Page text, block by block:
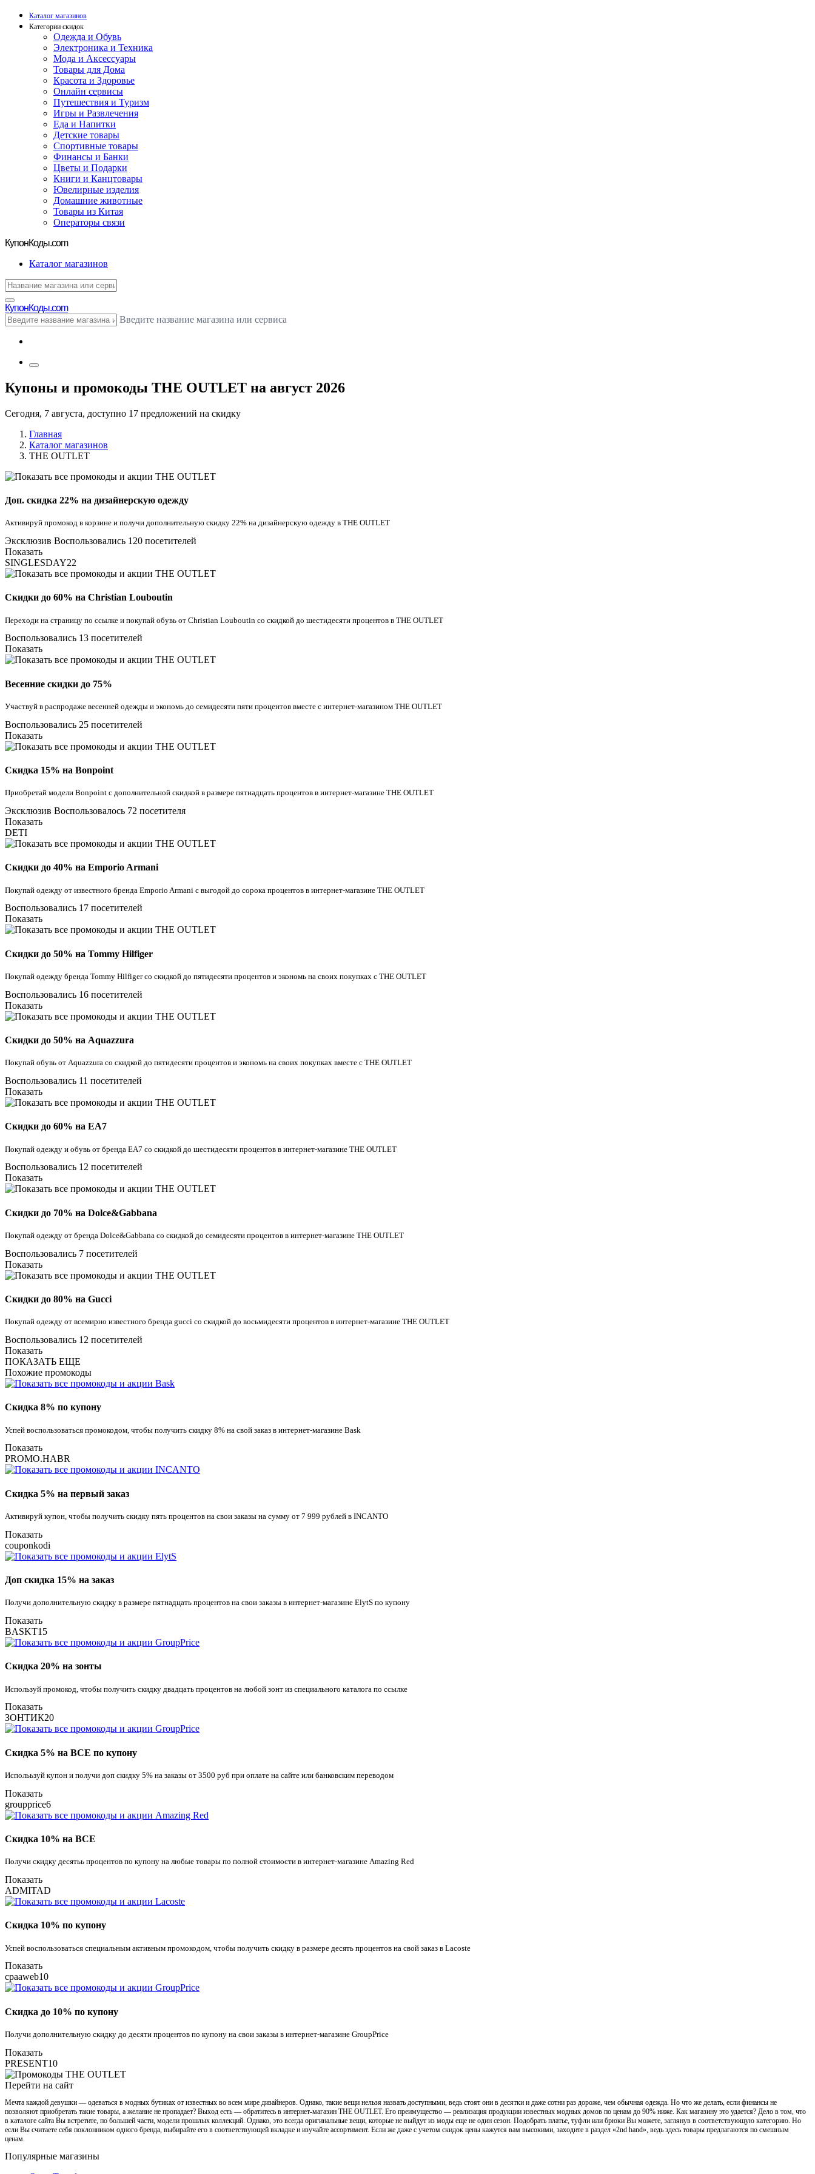
Каталог магазинов
Категории скидок
Одежда и Обувь
Электроника и Техника
Мода и Аксессуары
Товары для Дома
Красота и Здоровье
Онлайн сервисы
Путешествия и Туризм
Игры и Развлечения
Еда и Напитки
Детские товары
Спортивные товары
Финансы и Банки
Цветы и Подарки
Книги и Канцтовары
Ювелирные изделия
Домашние животные
Товары из Китая
Операторы связи
КупонКоды.com
Каталог магазинов
КупонКоды.com
Введите название магазина или сервиса
Купоны и промокоды THE OUTLET на август 2026
Сегодня, 7 августа, доступно 17 предложений на скидку
Главная
Каталог магазинов
THE OUTLET
Доп. скидка 22% на дизайнерскую одежду
Активируй промокод в корзине и получи дополнительную скидку 22% на дизайнерскую одежду в THE OUTLET
Эксклюзив Воспользовались 120 посетителей
Показать
SINGLESDAY22
Скидки до 60% на Christian Louboutin
Переходи на страницу по ссылке и покупай обувь от Christian Louboutin со скидкой до шестидесяти процентов в THE OUTLET
Воспользовались 13 посетителей
Показать
Весенние скидки до 75%
Участвуй в распродаже весенней одежды и экономь до семидесяти пяти процентов вместе с интернет-магазином THE OUTLET
Воспользовались 25 посетителей
Показать
Скидка 15% на Bonpoint
Приобретай модели Bonpoint с дополнительной скидкой в размере пятнадцать процентов в интернет-магазине THE OUTLET
Эксклюзив Воспользовалось 72 посетителя
Показать
DETI
Скидки до 40% на Emporio Armani
Покупай одежду от известного бренда Emporio Armani с выгодой до сорока процентов в интернет-магазине THE OUTLET
Воспользовались 17 посетителей
Показать
Скидки до 50% на Tommy Hilfiger
Покупай одежду бренда Tommy Hilfiger со скидкой до пятидесяти процентов и экономь на своих покупках с THE OUTLET
Воспользовались 16 посетителей
Показать
Скидки до 50% на Aquazzura
Покупай обувь от Aquazzura со скидкой до пятидесяти процентов и экономь на своих покупках вместе с THE OUTLET
Воспользовались 11 посетителей
Показать
Скидки до 60% на EA7
Покупай одежду и обувь от бренда EA7 со скидкой до шестидесяти процентов в интернет-магазине THE OUTLET
Воспользовались 12 посетителей
Показать
Скидки до 70% на Dolce&Gabbana
Покупай одежду от бренда Dolce&Gabbana со скидкой до семидесяти процентов в интернет-магазине THE OUTLET
Воспользовались 7 посетителей
Показать
Скидки до 80% на Gucci
Покупай одежду от всемирно известного бренда gucci со скидкой до восьмидесяти процентов в интернет-магазине THE OUTLET
Воспользовались 12 посетителей
Показать
ПОКАЗАТЬ ЕЩЕ
Похожие промокоды
Скидка 8% по купону
Успей воспользоваться промокодом, чтобы получить скидку 8% на свой заказ в интернет-магазине Bask
Показать
PROMO.HABR
Скидка 5% на первый заказ
Активируй купон, чтобы получить скидку пять процентов на свои заказы на сумму от 7 999 рублей в INCANTO
Показать
couponkodi
Доп скидка 15% на заказ
Получи дополнительную скидку в размере пятнадцать процентов на свои заказы в интернет-магазине ElytS по купону
Показать
BASKT15
Скидка 20% на зонты
Используй промокод, чтобы получить скидку двадцать процентов на любой зонт из специального каталога по ссылке
Показать
ЗОНТИК20
Скидка 5% на ВСЕ по купону
Исполььзуй купон и получи доп скидку 5% на заказы от 3500 руб при оплате на сайте или банковским переводом
Показать
groupprice6
Скидка 10% на ВСЕ
Получи скидку десятьь процентов по купону на любые товары по полной стоимости в интернет-магазине Amazing Red
Показать
ADMITAD
Скидка 10% по купону
Успей воспользоваться специальным активным промокодом, чтобы получить скидку в размере десять процентов на свой заказ в Lacoste
Показать
cpaaweb10
Скидка до 10% по купону
Получи дополнительную скидку до десяти процентов по купону на свои заказы в интернет-магазине GroupPrice
Показать
PRESENT10
Перейти на сайт
Мечта каждой девушки — одеваться в модных бутиках от известных во всем мире дизайнеров. Однако, такие вещи нельзя назвать доступными, ведь стоят они в десятки и даже сотни раз дороже, чем обычная одежда. Но что же делать, если финансы не
позволяют приобретать такие товары, а желание не пропадает? Выход есть — обратитесь в интернет-магазин THE OUTLET. Его преимущество — реализация продукции известных модных домов по ценам до 90% ниже. Как магазину это удается? Дело в том, что
в каталоге сайта Вы встретите, по большей части, модели прошлых коллекций. Однако, это всегда оригинальные вещи, которые не выйдут из моды еще не один сезон. Подобрать платье, туфли или брюки Вы можете, заглянув в соответствующую категорию. Но
если Вы считаете себя поклонником одного бренда, выбирайте его в соответствующей вкладке и изучайте ассортимент. Если же даже с учетом скидок цены кажутся вам высокими, заходите в раздел «2nd hand», ведь здесь товары предлагаются по смешным
ценам.
Популярные магазины